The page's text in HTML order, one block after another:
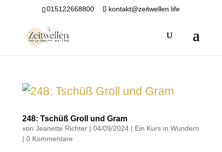
015122668800 kontakt@zeitwellen.life
248: Tschüß Groll und Gram
von Jeanette Richter| 04/09/2024| Ein Kurs in Wundern
| 0 Kommentare